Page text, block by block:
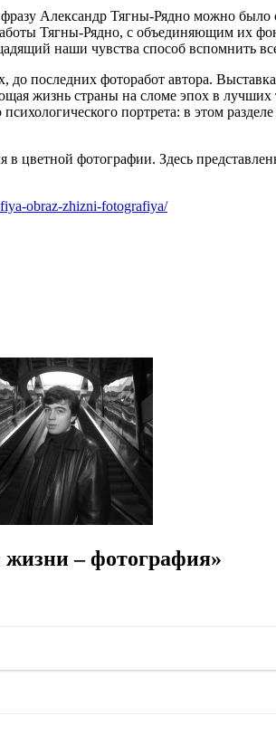
Александр Тягны-Рядно можно было
Тягны-Рядно, с объединяющим их
наши чувства способ вспомнить
последних фоторабот автора.
жизнь страны на сломе эпох в лучших
портрета: в этом
в цветной фотографии. Здесь
obraz-zhizni-fotografiya/
– фотография»